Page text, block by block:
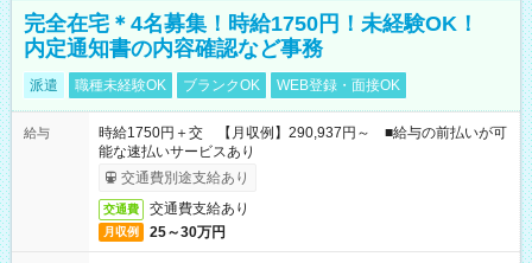
完全在宅＊4名募集！時給1750円！未経験OK！
内定通知書の内容確認など事務
派遣 職種未経験OK ブランクOK WEB登録・面接OK
給与
時給1750円＋交 【月収例】290,937円～ ■給与の前払いが可
能な速払いサービスあり
交通費別途支給あり
交通費 交通費支給あり
月収例 25～30万円